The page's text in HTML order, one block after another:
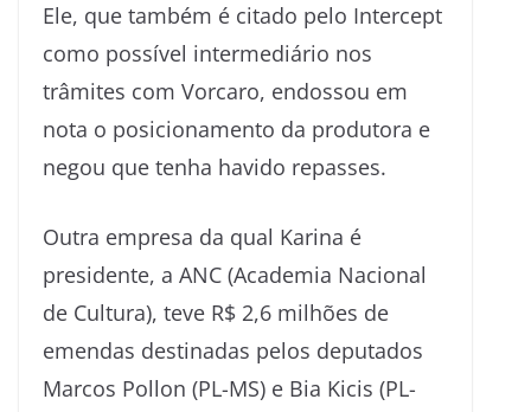
Ele, que também é citado pelo Intercept
como possível intermediário nos
trâmites com Vorcaro, endossou em
nota o posicionamento da produtora e
negou que tenha havido repasses.
Outra empresa da qual Karina é
presidente, a ANC (Academia Nacional
de Cultura), teve R$ 2,6 milhões de
emendas destinadas pelos deputados
Marcos Pollon (PL-MS) e Bia Kicis (PL-